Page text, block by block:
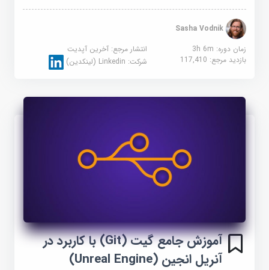
Sasha Vodnik
زمان دوره: 3h 6m
انتشار مرجع:آخرین آپدیت
بازدید مرجع:117,410 شرکت:Linkedin (لینکدین)
آموزش جامع گیت (Git) با کاربرد در
آنریل انجین (Unreal Engine)